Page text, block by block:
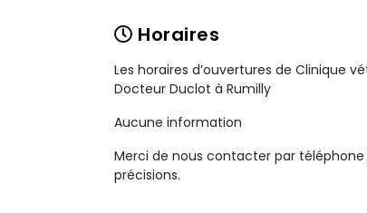
Horaires
Les horaires d’ouvertures de Clinique
Docteur Duclot à Rumilly
Aucune information
Merci de nous contacter par téléphone
précisions.